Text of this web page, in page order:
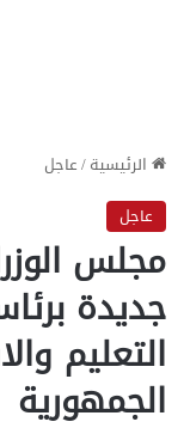
الرئيسية/عاجل
عاجل
جديدة
التعليم
الجمهورية